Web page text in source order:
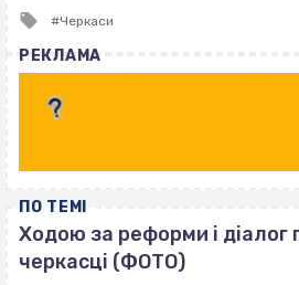
Tagged
Черкаси
РЕКЛАМА
ПО ТЕМІ
Ходою за реформи і діалог
черкасці (ФОТО)